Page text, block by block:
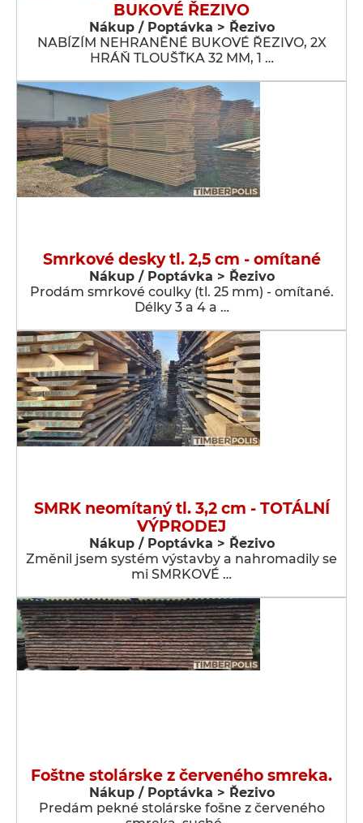
BUKOVÉ ŘEZIVO
Nákup / Poptávka > Řezivo
NABÍZÍM NEHRANĚNÉ BUKOVÉ ŘEZIVO, 2X
HRÁŇ TLOUŠŤKA 32 MM, 1 …
Smrkové desky tl. 2,5 cm - omítané
Nákup / Poptávka > Řezivo
Prodám smrkové coulky (tl. 25 mm) - omítané.
Délky 3 a 4 a …
SMRK neomítaný tl. 3,2 cm - TOTÁLNÍ
VÝPRODEJ
Nákup / Poptávka > Řezivo
Změnil jsem systém výstavby a nahromadily se
mi SMRKOVÉ …
Foštne stolárske z červeného smreka.
Nákup / Poptávka > Řezivo
Predám pekné stolárske fošne z červeného